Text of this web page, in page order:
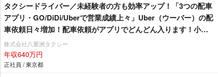
タクシードライバー／未経験者の方も効率アップ！「3つの配車
アプリ・GO/DiDi/Uberで営業成績上々」Uber（ウーバー）の配
車依頼日々増加！配車依頼がアプリでどんどん入ります！小田
急線・東急田園都市沿線にお住まいの方必見☆ 未経験者の方
も安心「3ヶ月30万円給料保証」乗務員さん最優先の職場環境！
嬉しい待遇も盛りだくさん♪「 経験者対象で入社20万円支
株式会社八重洲タクシー
年収640万円
正社員 / 東京都